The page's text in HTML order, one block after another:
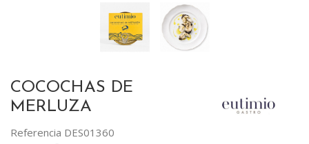
COCOCHAS DE
MERLUZA
Referencia DES01360